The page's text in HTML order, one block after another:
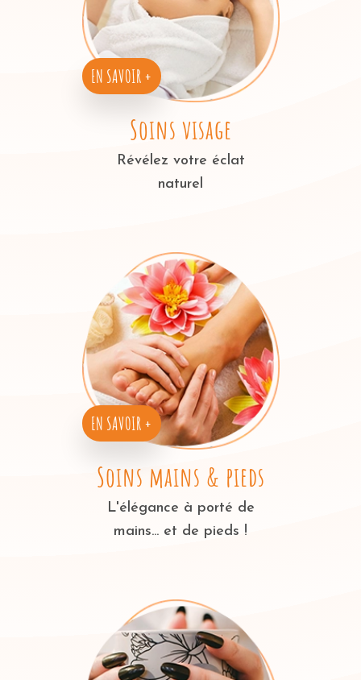
EN SAVOIR +
Soins visage
Révélez votre éclat
naturel
EN SAVOIR +
Soins mains & pieds
L'élégance à porté de
mains... et de pieds !